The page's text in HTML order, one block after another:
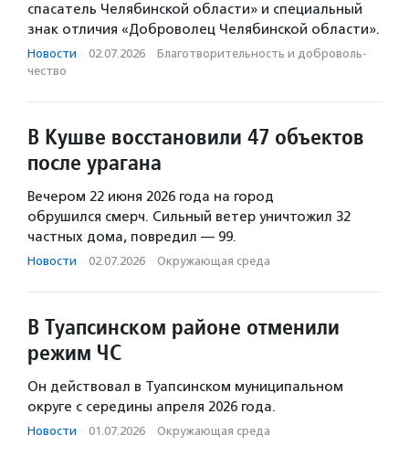
спасатель Челябинской области» и специальный
знак отличия «Доброволец Челябинской области».
Новости · 02.07.2026 · Благотвори­тель­ность и доброволь­
чест­во
В Кушве восстановили 47 объектов
после урагана
Вечером 22 июня 2026 года на город
обрушился смерч. Сильный ветер уничтожил 32
частных дома, повредил — 99.
Новости · 02.07.2026 · Окружающая среда
В Туапсинском районе отменили
режим ЧС
Он действовал в Туапсинском муниципальном
округе с середины апреля 2026 года.
Новости · 01.07.2026 · Окружающая среда